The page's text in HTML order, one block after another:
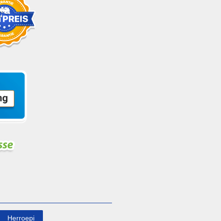
Herroepi